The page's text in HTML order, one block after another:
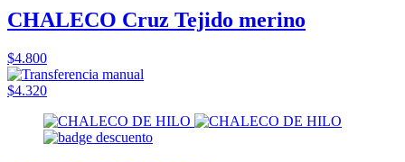
CHALECO Cruz Tejido merino
$4.800
$4.320